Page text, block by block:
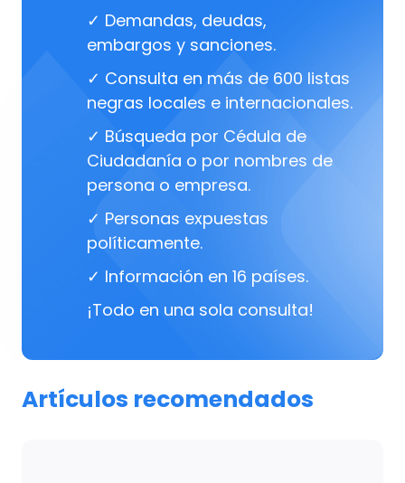
✓ Demandas, deudas,
embargos y sanciones.
✓ Consulta en más de 600 listas
negras locales e internacionales.
✓ Búsqueda por Cédula de
Ciudadanía o por nombres de
persona o empresa.
✓ Personas expuestas
políticamente.
✓ Información en 16 países.
¡Todo en una sola consulta!
Artículos recomendados